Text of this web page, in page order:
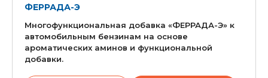
ФЕРРАДА-Э
Многофункциональная добавка «ФЕРРАДА-Э» к
автомобильным бензинам на основе
ароматических аминов и функциональной
добавки.